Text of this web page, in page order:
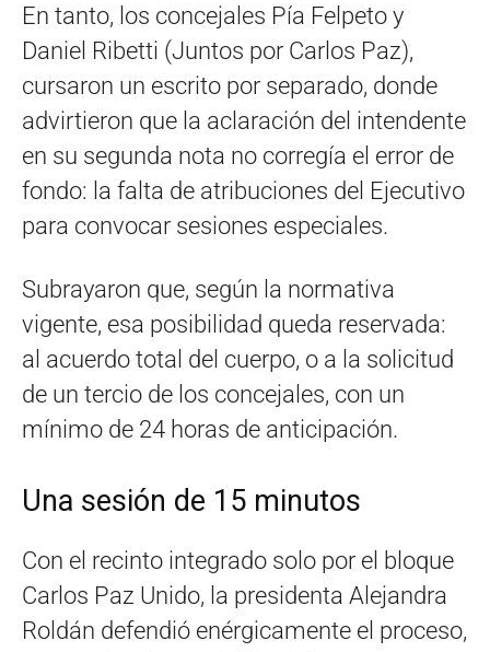
En tanto, los concejales Pía Felpeto y
Daniel Ribetti (Juntos por Carlos Paz),
cursaron un escrito por separado, donde
advirtieron que la aclaración del intendente
en su segunda nota no corregía el error de
fondo: la falta de atribuciones del Ejecutivo
para convocar sesiones especiales.
Subrayaron que, según la normativa
vigente, esa posibilidad queda reservada:
al acuerdo total del cuerpo, o a la solicitud
de un tercio de los concejales, con un
mínimo de 24 horas de anticipación.
Una sesión de 15 minutos
Con el recinto integrado solo por el bloque
Carlos Paz Unido, la presidenta Alejandra
Roldán defendió enérgicamente el proceso,